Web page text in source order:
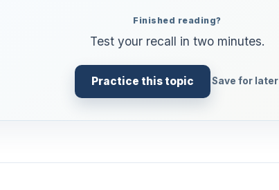
Finished reading?
Test your recall in two minutes.
Practice this topic Save for later